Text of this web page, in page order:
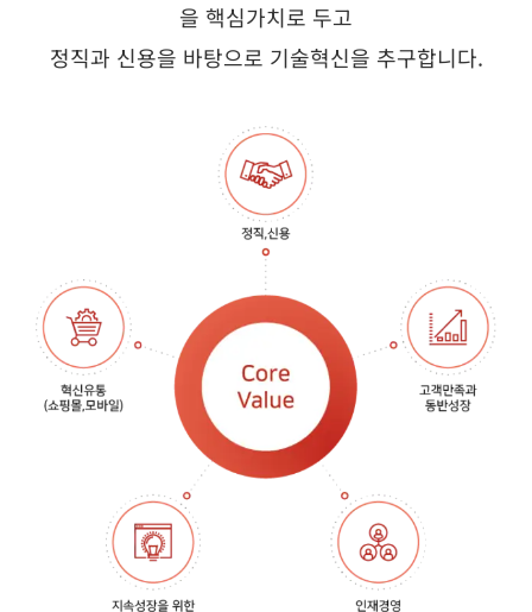
을 핵심가치로 두고
정직과 신용을 바탕으로 기술혁신을 추구합니다.